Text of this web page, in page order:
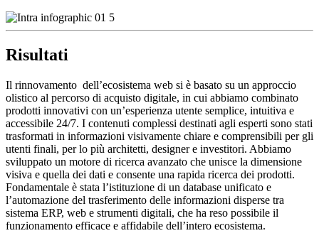
Risultati
Il rinnovamento dell’ecosistema web si è basato su un approccio
olistico al percorso di acquisto digitale, in cui abbiamo combinato
prodotti innovativi con un’esperienza utente semplice, intuitiva e
accessibile 24/7. I contenuti complessi destinati agli esperti sono stati
trasformati in informazioni visivamente chiare e comprensibili per gli
utenti finali, per lo più architetti, designer e investitori. Abbiamo
sviluppato un motore di ricerca avanzato che unisce la dimensione
visiva e quella dei dati e consente una rapida ricerca dei prodotti.
Fondamentale è stata l’istituzione di un database unificato e
l’automazione del trasferimento delle informazioni disperse tra
sistema ERP, web e strumenti digitali, che ha reso possibile il
funzionamento efficace e affidabile dell’intero ecosistema.